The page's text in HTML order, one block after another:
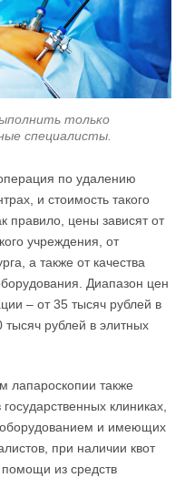
только
специалисты.
по удалению
и стоимость такого
правило, цены зависят от
учреждения, от
а также от качества
Диапазон цен
– от 35 тысяч рублей в
тысяч рублей в элитных
лапароскопии также
клиниках,
и имеющих
при наличии квот
помощи из средств